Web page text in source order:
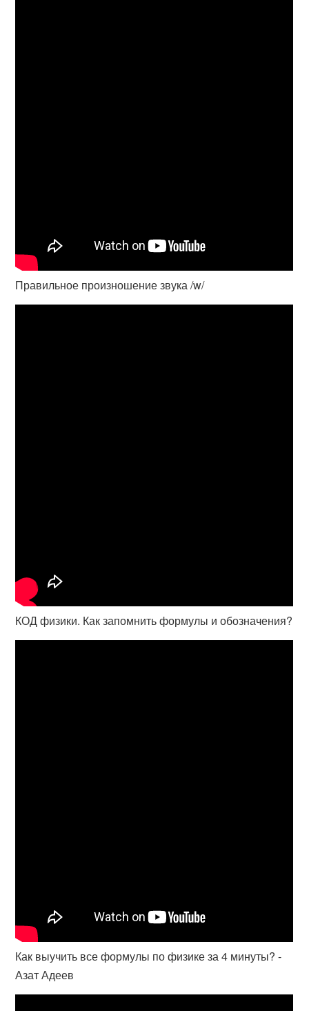
Правильное произношение звука /w/
КОД физики. Как запомнить формулы и обозначения?
Как выучить все формулы по физике за 4 минуты? -
Азат Адеев